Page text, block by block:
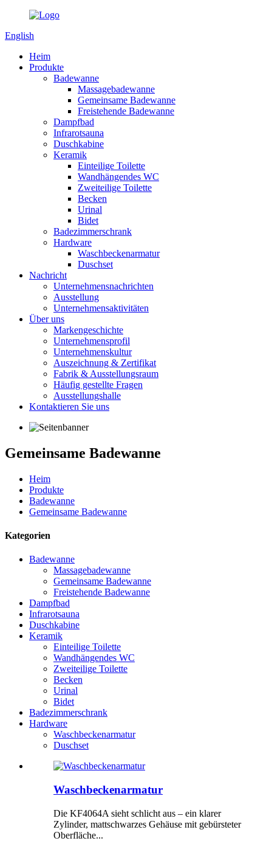
English
Heim
Produkte
Badewanne
Massagebadewanne
Gemeinsame Badewanne
Freistehende Badewanne
Dampfbad
Infrarotsauna
Duschkabine
Keramik
Einteilige Toilette
Wandhängendes WC
Zweiteilige Toilette
Becken
Urinal
Bidet
Badezimmerschrank
Hardware
Waschbeckenarmatur
Duschset
Nachricht
Unternehmensnachrichten
Ausstellung
Unternehmensaktivitäten
Über uns
Markengeschichte
Unternehmensprofil
Unternehmenskultur
Auszeichnung & Zertifikat
Fabrik & Ausstellungsraum
Häufig gestellte Fragen
Ausstellungshalle
Kontaktieren Sie uns
Gemeinsame Badewanne
Heim
Produkte
Badewanne
Gemeinsame Badewanne
Kategorien
Badewanne
Massagebadewanne
Gemeinsame Badewanne
Freistehende Badewanne
Dampfbad
Infrarotsauna
Duschkabine
Keramik
Einteilige Toilette
Wandhängendes WC
Zweiteilige Toilette
Becken
Urinal
Bidet
Badezimmerschrank
Hardware
Waschbeckenarmatur
Duschset
Waschbeckenarmatur
Die KF4064A sieht schlicht aus – ein klarer
Zylinder, mattschwarzes Gehäuse mit gebürsteter
Oberfläche...